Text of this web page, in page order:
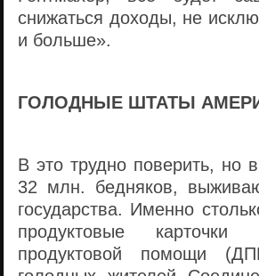
снижаться доходы, не
и больше».
ГОЛОДНЫЕ ШТАТЫ
В это трудно поверить, но
32 млн. бедняков,
государства. Именно
продуктовые
продуктовой помощи